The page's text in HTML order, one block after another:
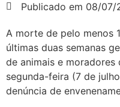
Publicado em 08/07/
A morte de pelo menos
últimas duas semanas
de animais e
segunda-feira (7 de
denúncia de